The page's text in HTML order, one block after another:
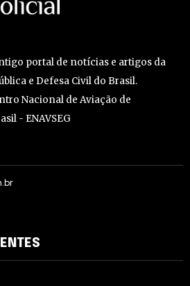
portal de notícias e artigos da
e Defesa Civil do Brasil.
Nacional de Aviação de
- ENAVSEG